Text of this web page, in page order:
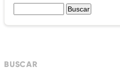
BUSCAR